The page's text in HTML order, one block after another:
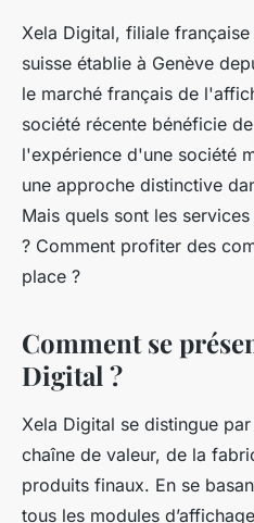
Quelles sont
à connaître sur
Digital ?
hippolyte•22 décembre 2023 •
Xela Digital, filiale
suisse établie à Genève
le marché français de
société récente bénéficie
l'expérience d'une société
une approche distinctive
Mais quels sont les
? Comment profiter des
place ?
Comment se
Digital ?
Xela Digital se distingue
chaîne de valeur, de la
produits finaux. En se
tous les modules